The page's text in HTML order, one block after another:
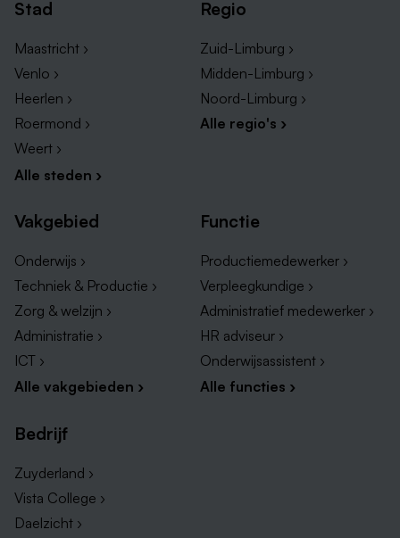
Als je nog niet je ideale droombaan hebt gevonden
tussen de vacatures in Ysselsteyn kun je ook eens
kijken naar omliggende dorpen en steden in de buurt.
Kijk dan eens naar het lijstje hieronder:
Vacatures in Meijel
Vacatures in Oostrum
Vacatures in Tienray
Vacatures in Gennep
Stad
Maastricht ›
Venlo ›
Heerlen ›
Roermond ›
Weert ›
Alle steden ›
Regio
Zuid-Limburg ›
Midden-Limburg ›
Noord-Limburg ›
Alle regio's ›
Vakgebied
Onderwijs ›
Techniek & Productie ›
Zorg & welzijn ›
Administratie ›
ICT ›
Alle vakgebieden ›
Functie
Productiemedewerker ›
Verpleegkundige ›
Administratief medewerker ›
HR adviseur ›
Onderwijsassistent ›
Alle functies ›
Bedrijf
Zuyderland ›
Vista College ›
Daelzicht ›